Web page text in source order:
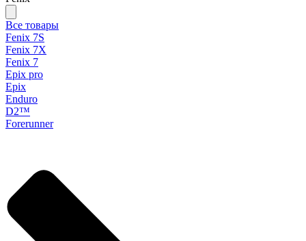
Все товары
Fenix 7S
Fenix 7X
Fenix 7
Epix pro
Epix
Enduro
D2™
Forerunner